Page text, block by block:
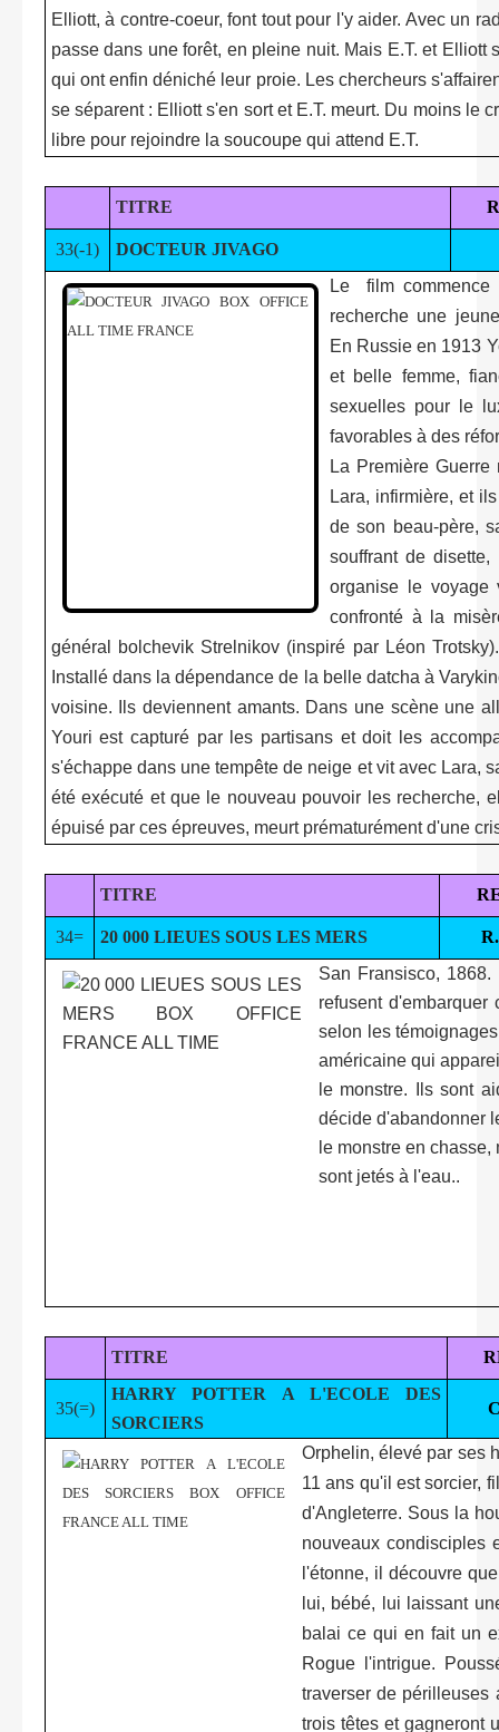
Elliott, à contre-coeur, font tout pour l'y aider. Avec un
passe dans une forêt, en pleine nuit. Mais E.T. et
qui ont enfin déniché leur proie. Les chercheurs
se séparent : Elliott s'en sort et E.T. meurt. Du moins le
libre pour rejoindre la soucoupe qui attend E.T.
TITRE
33(-1)
DOCTEUR JIVAGO
Le film commence
recherche une
En Russie en 1913
et belle femme,
sexuelles pour le
favorables à des
La Première
Lara, infirmière, et
de son beau-père,
souffrant de
organise le
confronté à la
général bolchevik Strelnikov (inspiré par Léon
Installé dans la dépendance de la belle datcha à
voisine. Ils deviennent amants. Dans une scène une
Youri est capturé par les partisans et doit les
s'échappe dans une tempête de neige et vit avec Lara,
été exécuté et que le nouveau pouvoir les recherche,
épuisé par ces épreuves, meurt prématurément d'une
TITRE
34= 20 000 LIEUES SOUS LES MERS
San Fransisco,
refusent
selon les
américaine qui
le monstre. Ils sont
décide d'abandonner
le monstre en
sont jetés à l'eau..
TITRE
35(=)
HARRY POTTER A L'ECOLE DES
SORCIERS
Orphelin, élevé par ses
11 ans qu'il est sorcier,
d'Angleterre. Sous la
nouveaux condisciples
l'étonne, il découvre
lui, bébé, lui laissant
balai ce qui en fait un
Rogue l'intrigue.
traverser de périlleuses
trois têtes et gagneront